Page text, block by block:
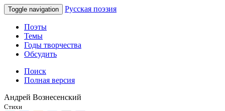
Toggle navigation Русская поэзия
Поэты
Темы
Годы творчества
Обсудить
Поиск
Полная версия
Андрей Вознесенский
Стихи